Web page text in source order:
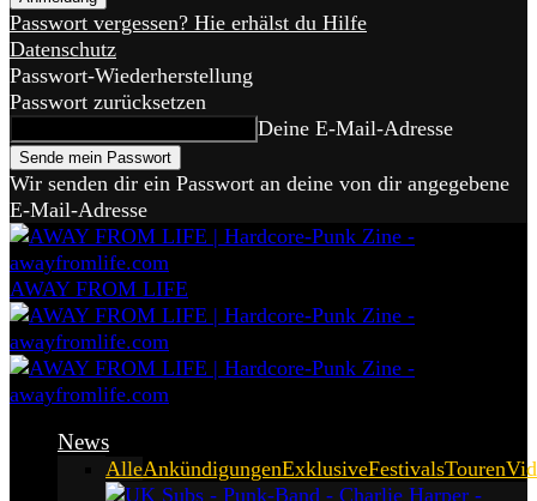
Passwort vergessen? Hie erhälst du Hilfe
Datenschutz
Passwort-Wiederherstellung
Passwort zurücksetzen
Deine E-Mail-Adresse
Wir senden dir ein Passwort an deine von dir angegebene
E-Mail-Adresse
AWAY FROM LIFE
News
AlleAnkündigungenExklusiveFestivalsTouren